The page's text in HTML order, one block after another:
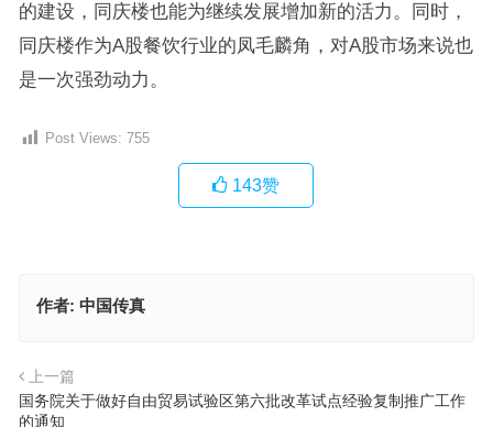
的建设，同庆楼也能为继续发展增加新的活力。同时，
同庆楼作为A股餐饮行业的凤毛麟角，对A股市场来说也
是一次强劲动力。
Post Views: 755
143赞
作者: 中国传真
上一篇
国务院关于做好自由贸易试验区第六批改革试点经验复制推广工作
的通知